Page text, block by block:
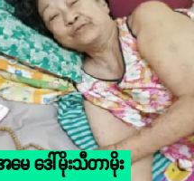
ေ ဒေါ်မိုးသီတာမိုး